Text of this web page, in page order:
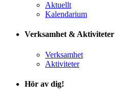
Aktuellt
Kalendarium
Verksamhet & Aktiviteter
Verksamhet
Aktiviteter
Hör av dig!